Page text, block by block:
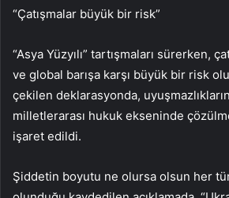
“Çatışmalar büyük bir risk”
“Asya Yüzyılı” tartışmaları sürerken,
ve global barışa karşı büyük bir risk
çekilen deklarasyonda,
milletlerarası hukuk ekseninde
işaret edildi.
Şiddetin boyutu ne olursa olsun her